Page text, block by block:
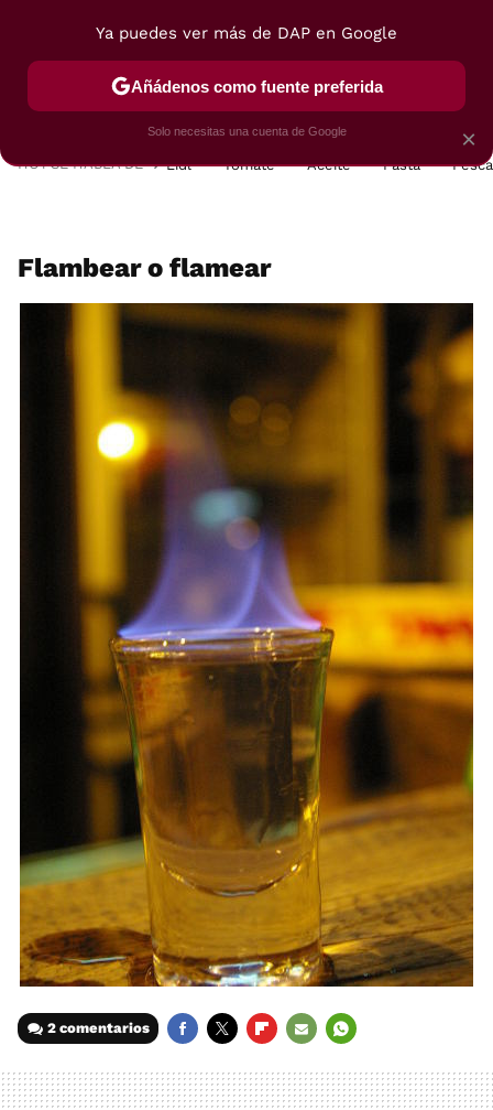
POSTRES VIAJES SELECCIÓN VEGUI
HOY SE HABLA DE Lidl Tomate Aceite Pasta
Flambear o flamear
2 comentarios
MAIL
×
Ya puedes ver más de DAP en Google
Añádenos como fuente preferida
Solo necesitas una cuenta de Google